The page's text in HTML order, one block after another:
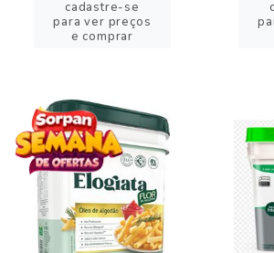
cadastre-se
para ver preços
e comprar